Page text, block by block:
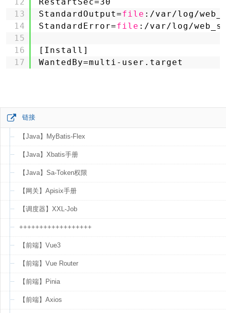
13
14
15
16
17
StandardOutput=file : /var/log/
StandardError=file : /var/log/
[Install]
WantedBy=multi-user.target
链接
【Java】MyBatis-Flex
【Java】Xbatis手册
【Java】Sa-Token权限
【网关】Apisix手册
【调度器】XXL-Job
++++++++++++++++++
【前端】Vue3
【前端】Vue Router
【前端】Pinia
【前端】Axios